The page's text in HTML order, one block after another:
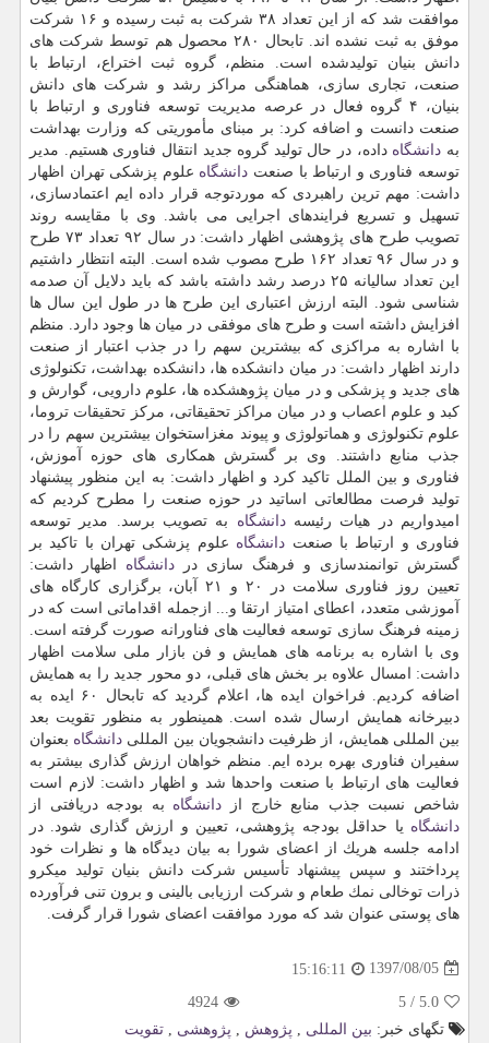
موافقت شد كه از این تعداد ۳۸ شركت به ثبت رسیده و ۱۶ شركت
موفق به ثبت نشده اند. تابحال ۲۸۰ محصول هم توسط شركت های
دانش بنیان تولیدشده است. منظم، گروه ثبت اختراع، ارتباط با
صنعت، تجاری سازی، هماهنگی مراكز رشد و شركت های دانش
بنیان، ۴ گروه فعال در عرصه مدیریت توسعه فناوری و ارتباط با
صنعت دانست و اضافه كرد: بر مبنای مأموریتی كه وزارت بهداشت
به دانشگاه داده، در حال تولید گروه جدید انتقال فناوری هستیم. مدیر
توسعه فناوری و ارتباط با صنعت دانشگاه علوم پزشكی تهران اظهار
داشت: مهم ترین راهبردی كه موردتوجه قرار داده ایم اعتمادسازی،
تسهیل و تسریع فرایندهای اجرایی می باشد. وی با مقایسه روند
تصویب طرح های پژوهشی اظهار داشت: در سال ۹۲ تعداد ۷۳ طرح
و در سال ۹۶ تعداد ۱۶۲ طرح مصوب شده است. البته انتظار داشتیم
این تعداد سالیانه ۲۵ درصد رشد داشته باشد كه باید دلایل آن صدمه
شناسی شود. البته ارزش اعتباری این طرح ها در طول این سال ها
افزایش داشته است و طرح های موفقی در میان ها وجود دارد. منظم
با اشاره به مراكزی كه بیشترین سهم را در جذب اعتبار از صنعت
دارند اظهار داشت: در میان دانشكده ها، دانشكده بهداشت، تكنولوژی
های جدید و پزشكی و در میان پژوهشكده ها، علوم دارویی، گوارش و
كبد و علوم اعصاب و در میان مراكز تحقیقاتی، مركز تحقیقات تروما،
علوم تكنولوژی و هماتولوژی و پیوند مغزاستخوان بیشترین سهم را در
جذب منابع داشتند. وی بر گسترش همكاری های حوزه آموزش،
فناوری و بین الملل تاكید كرد و اظهار داشت: به این منظور پیشنهاد
تولید فرصت مطالعاتی اساتید در حوزه صنعت را مطرح كردیم كه
امیدواریم در هیات رئیسهدانشگاه به تصویب برسد. مدیر توسعه
فناوری و ارتباط با صنعت دانشگاه علوم پزشكی تهران با تاكید بر
گسترش توانمندسازی و فرهنگ سازی در دانشگاه اظهار داشت:
تعیین روز فناوری سلامت در ۲۰ و ۲۱ آبان، برگزاری كارگاه های
آموزشی متعدد، اعطای امتیاز ارتقا و... ازجمله اقداماتی است كه در
زمینه فرهنگ سازی توسعه فعالیت های فناورانه صورت گرفته است.
وی با اشاره به برنامه های همایش و فن بازار ملی سلامت اظهار
داشت: امسال علاوه بر بخش های قبلی، دو محور جدید را به همایش
اضافه كردیم. فراخوان ایده ها، اعلام گردید كه تابحال ۶۰ ایده به
دبیرخانه همایش ارسال شده است. همینطور به منظور تقویت بعد
بین المللی همایش، از ظرفیت دانشجویان بین المللی دانشگاه بعنوان
سفیران فناوری بهره برده ایم. منظم خواهان ارزش گذاری بیشتر به
فعالیت های ارتباط با صنعت واحدها شد و اظهار داشت: لازم است
شاخص نسبت جذب منابع خارج از دانشگاه به بودجه دریافتی از
دانشگاه یا حداقل بودجه پژوهشی، تعیین و ارزش گذاری شود. در
ادامه جلسه هریك از اعضای شورا به بیان دیدگاه ها و نظرات خود
پرداختند و سپس پیشنهاد تأسیس شركت دانش بنیان تولید میكرو
ذرات توخالی نمك طعام و شركت ارزیابی بالینی و برون تنی فرآورده
های پوستی عنوان شد كه مورد موافقت اعضای شورا قرار گرفت.
1397/08/05
15:16:11
5.0
/
5
4924
تگهای خبر: بین المللی , پژوهش , پژوهشی , تقویت